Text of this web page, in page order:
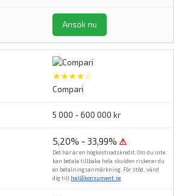
Ansök nu
★★★★☆
Compari
5 000 - 600 000 kr
5,20% - 33,99% ⚠
Det här är en högkostnadskredit. Om du inte
kan betala tillbaka hela skulden riskerar du
en betalningsanmärkning. För stöd, vänd
dig till hallåkonsument.se